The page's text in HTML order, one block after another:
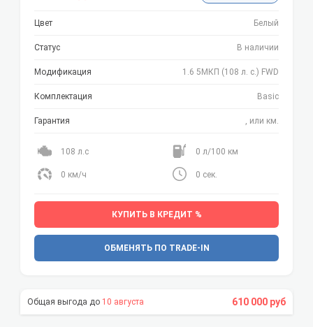
Цвет Белый
Статус В наличии
Модификация 1.6 5МКП (108 л. с.) FWD
Комплектация Basic
Гарантия , или км.
108 л.с 0 л/100 км
0 км/ч 0 сек.
КУПИТЬ В КРЕДИТ %
ОБМЕНЯТЬ ПО TRADE-IN
10 августа 610 000 руб